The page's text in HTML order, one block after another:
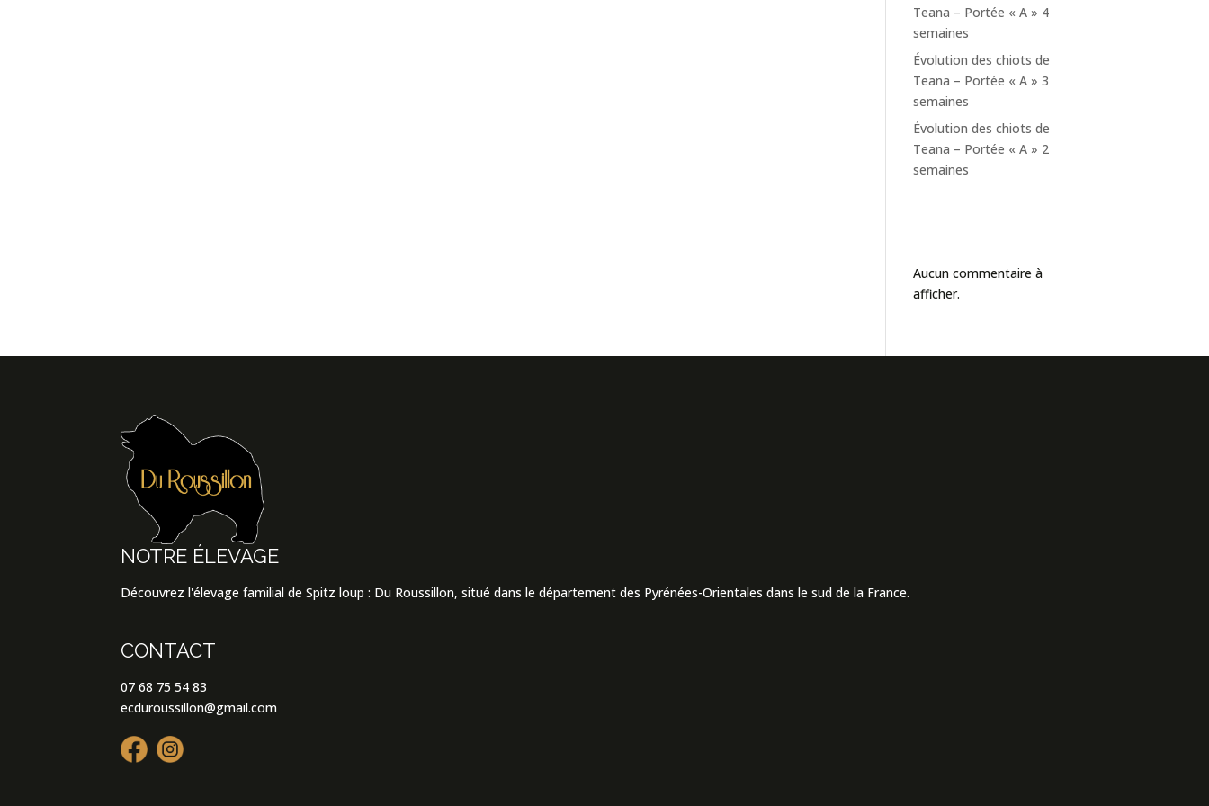
Teana – Portée « A » 4
semaines
Évolution des chiots de
Teana – Portée « A » 3
semaines
Évolution des chiots de
Teana – Portée « A » 2
semaines
Aucun commentaire à
afficher.
NOTRE ÉLEVAGE
Découvrez l'élevage familial de Spitz loup : Du Roussillon, situé dans le département des Pyrénées-Orientales dans le sud de la France.
CONTACT
07 68 75 54 83
ecduroussillon@gmail.com